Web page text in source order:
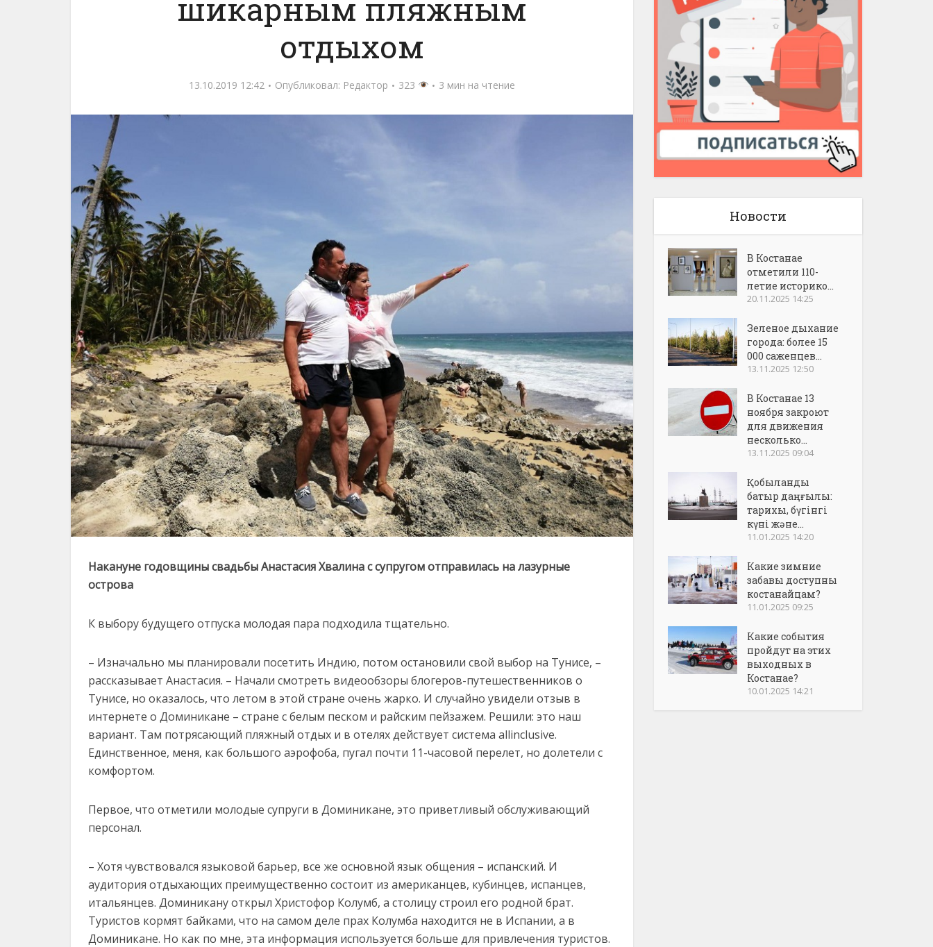
шикарным пляжным
отдыхом
13.10.2019 12:42 Опубликовал: Редактор 323 3 мин на чтение
Накануне годовщины свадьбы Анастасия Хвалина с супругом отправилась на лазурные
острова
К выбору будущего отпуска молодая пара подходила тщательно.
– Изначально мы планировали посетить Индию, потом остановили свой выбор на Тунисе, –
рассказывает Анастасия. – Начали смотреть видеообзоры блогеров-путешественников о
Тунисе, но оказалось, что летом в этой стране очень жарко. И случайно увидели отзыв в
интернете о Доминикане – стране с белым песком и райским пейзажем. Решили: это наш
вариант. Там потрясающий пляжный отдых и в отелях действует система аllinclusive.
Единственное, меня, как большого аэрофоба, пугал почти 11-часовой перелет, но долетели с
комфортом.
Первое, что отметили молодые супруги в Доминикане, это приветливый обслуживающий
персонал.
– Хотя чувствовался языковой барьер, все же основной язык общения – испанский. И
аудитория отдыхающих преимущественно состоит из американцев, кубинцев, испанцев,
итальянцев. Доминикану открыл Христофор Колумб, а столицу строил его родной брат.
Туристов кормят байками, что на самом деле прах Колумба находится не в Испании, а в
Доминикане. Но как по мне, эта информация используется больше для привлечения туристов.
Новости
В Костанае
отметили 110-
летие историко...
20.11.2025 14:25
Зеленое дыхание
города: более 15
000 саженцев...
13.11.2025 12:50
В Костанае 13
ноября закроют
для движения
несколько...
13.11.2025 09:04
Қобыланды
батыр даңғылы:
тарихы, бүгінгі
күні және...
11.01.2025 14:20
Какие зимние
забавы доступны
костанайцам?
11.01.2025 09:25
Какие события
пройдут на этих
выходных в
Костанае?
10.01.2025 14:21